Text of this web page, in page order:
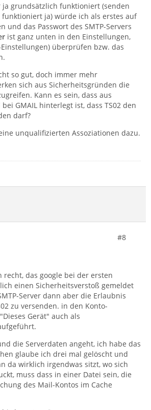
ja grundsätzlich funktioniert (senden
funktioniert ja) würde ich als erstes auf
und das Passwort des SMTP-Servers
ist ganz unten in den Einstellungen,
Einstellungen) überprüfen bzw. das
so gut, doch immer mehr
sich aus Sicherheitsgründen die
Kann es sein, dass aus
GMAIL hinterlegt ist, dass TS02 den
darf?
unqualifizierten Assoziationen dazu.
#8
recht, das google bei der ersten
einen Sicherheitsverstoß gemeldet
Server dann aber die Erlaubnis
zu versenden. in den Konto-
Gerät" auch als
die Serverdaten angeht, ich habe das
glaube ich drei mal gelöscht und
da wirklich irgendwas sitzt, wo sich
muss dass in einer Datei sein, die
des Mail-Kontos im Cache